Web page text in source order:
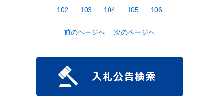
102
103 104 105 106
前のページへ 次のページへ